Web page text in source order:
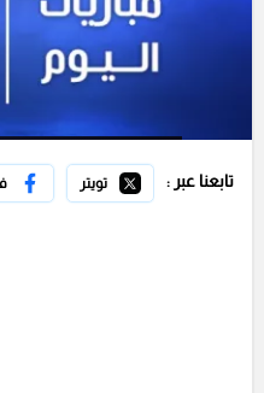
تابعنا عبر : تويتر